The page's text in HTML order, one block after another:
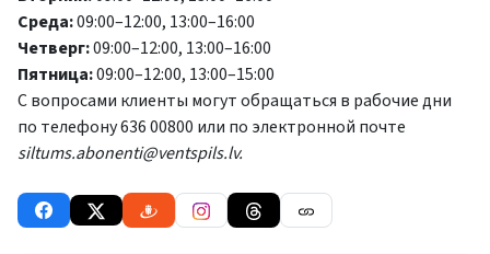
Среда:09:00–12:00, 13:00–16:00
Четверг:09:00–12:00, 13:00–16:00
Пятница:09:00–12:00, 13:00–15:00
С вопросами клиенты могут обращаться в рабочие дни
по телефону 636 00800 или по электронной почте
siltums.abonenti@ventspils.lv.